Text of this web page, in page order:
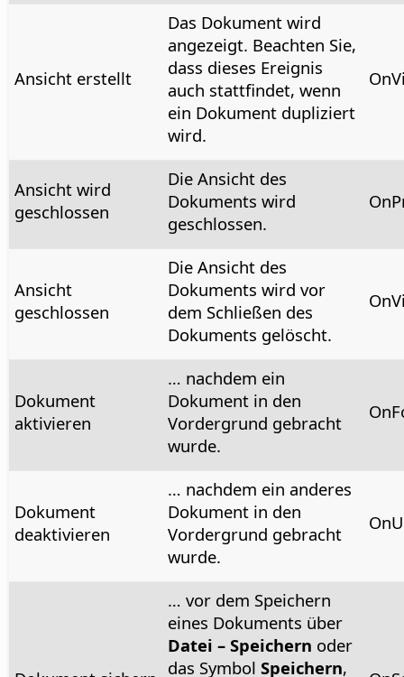
Ansicht erstellt
Das Dokument wird
angezeigt. Beachten Sie,
dass dieses Ereignis
auch stattfindet, wenn
ein Dokument dupliziert
wird.
Ansicht wird
geschlossen
Die Ansicht des
Dokuments wird
geschlossen.
Ansicht
geschlossen
Die Ansicht des
Dokuments wird vor
dem Schließen des
Dokuments gelöscht.
Dokument
aktivieren
… nachdem ein
Dokument in den
Vordergrund gebracht
wurde.
Dokument
deaktivieren
… nachdem ein anderes
Dokument in den
Vordergrund gebracht
wurde.
… vor dem Speichern
eines Dokuments über
Datei – Speichern oder
das Symbol Speichern,